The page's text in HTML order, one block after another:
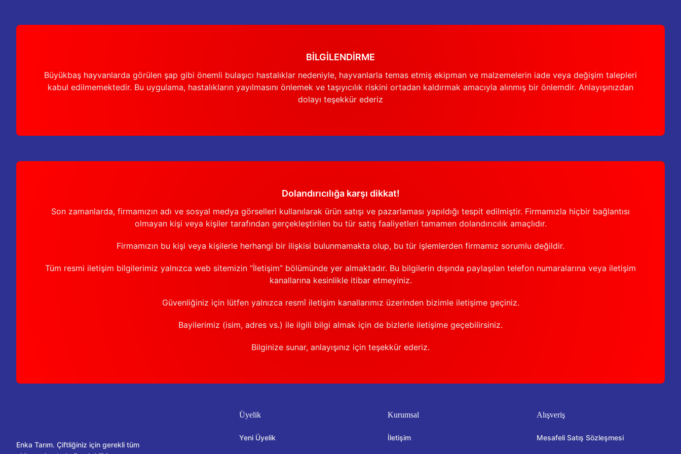
BİLGİLENDİRME
Büyükbaş hayvanlarda görülen şap gibi önemli bulaşıcı hastalıklar nedeniyle, hayvanlarla temas etmiş ekipman ve malzemelerin iade veya değişim talepleri
kabul edilmemektedir. Bu uygulama, hastalıkların yayılmasını önlemek ve taşıyıcılık riskini ortadan kaldırmak amacıyla alınmış bir önlemdir. Anlayışınızdan
dolayı teşekkür ederiz
Dolandırıcılığa karşı dikkat!
Son zamanlarda, firmamızın adı ve sosyal medya görselleri kullanılarak ürün satışı ve pazarlaması yapıldığı tespit edilmiştir. Firmamızla hiçbir bağlantısı
olmayan kişi veya kişiler tarafından gerçekleştirilen bu tür satış faaliyetleri tamamen dolandırıcılık amaçlıdır.
Firmamızın bu kişi veya kişilerle herhangi bir ilişkisi bulunmamakta olup, bu tür işlemlerden firmamız sorumlu değildir.
Tüm resmi iletişim bilgilerimiz yalnızca web sitemizin “İletişim” bölümünde yer almaktadır. Bu bilgilerin dışında paylaşılan telefon numaralarına veya iletişim
kanallarına kesinlikle itibar etmeyiniz.
Güvenliğiniz için lütfen yalnızca resmî iletişim kanallarımız üzerinden bizimle iletişime geçiniz.
Bayilerimiz (isim, adres vs.) ile ilgili bilgi almak için de bizlerle iletişime geçebilirsiniz.
Bilginize sunar, anlayışınız için teşekkür ederiz.
Enka Tarım. Çiftliğiniz için gerekli tüm
Üyelik
Yeni Üyelik
Kurumsal
İletişim
Alışveriş
Mesafeli Satış Sözleşmesi